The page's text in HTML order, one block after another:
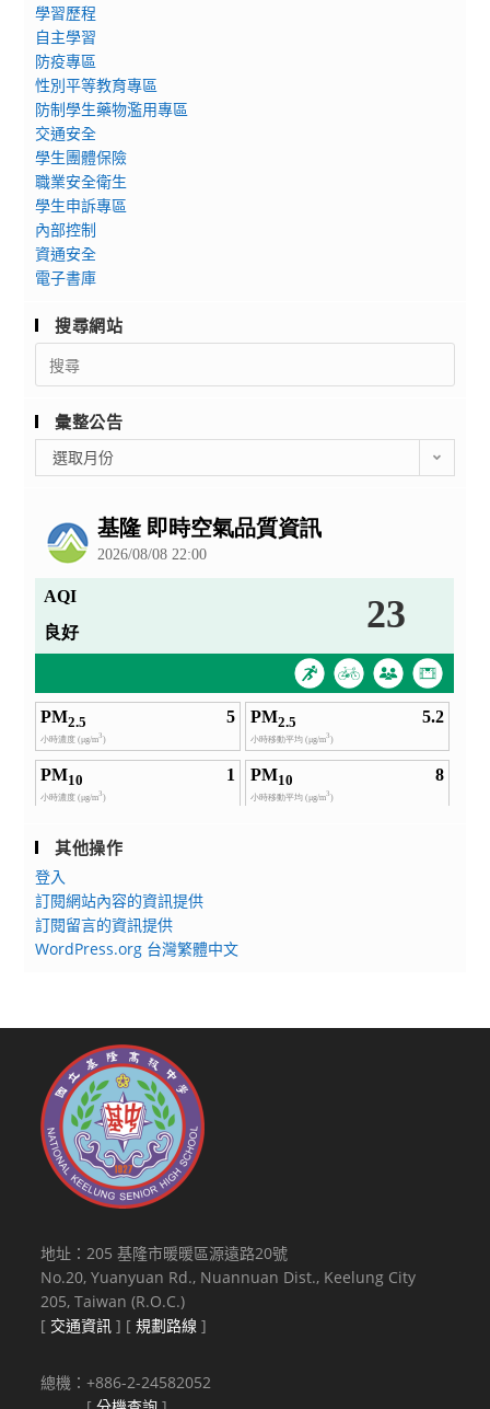
學習歷程
自主學習
防疫專區
性別平等教育專區
防制學生藥物濫用專區
交通安全
學生團體保險
職業安全衛生
學生申訴專區
內部控制
資通安全
電子書庫
搜尋網站
Search
for:
彙整公告
整
選取月份
其他操作
登入
訂閱網站內容的資訊提供
訂閱留言的資訊提供
WordPress.org 台灣繁體中文
地址：205 基隆市暖暖區源遠路20號
No.20, Yuanyuan Rd., Nuannuan Dist., Keelung City
205, Taiwan (R.O.C.)
[ 交通資訊 ] [規劃路線 ]
總機：+886-2-24582052